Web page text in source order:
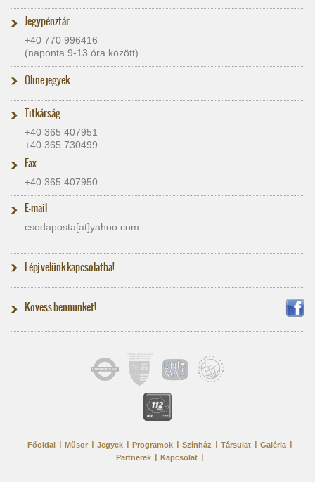
Jegypénztár
+40 770 996416
(naponta 9-13 óra között)
Oline jegyek
Titkárság
+40 365 407951
+40 365 730499
Fax
+40 365 407950
E-mail
csodaposta[at]​yahoo.com
Lépj velünk kapcsolatba!
Kövess bennünket!
Főoldal Műsor Jegyek Programok Színház Társulat
Galéria
Partnerek
Kapcsolat